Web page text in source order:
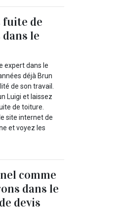
fuite de
le
expert dans le
déjà Brun
de son travail.
Luigi et laissez
de toiture.
site internet de
et voyez les
comme
dans le
devis